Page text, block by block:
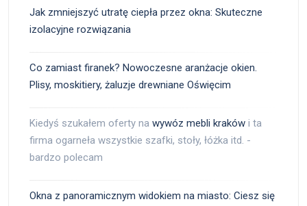
Jak zmniejszyć utratę ciepła przez okna: Skuteczne
izolacyjne rozwiązania
Co zamiast firanek? Nowoczesne aranżacje okien.
Plisy, moskitiery, żaluzje drewniane Oświęcim
Kiedyś szukałem oferty na wywóz mebli kraków i ta
firma ogarneła wszystkie szafki, stoły, łóżka itd. -
bardzo polecam
Okna z panoramicznym widokiem na miasto: Ciesz się